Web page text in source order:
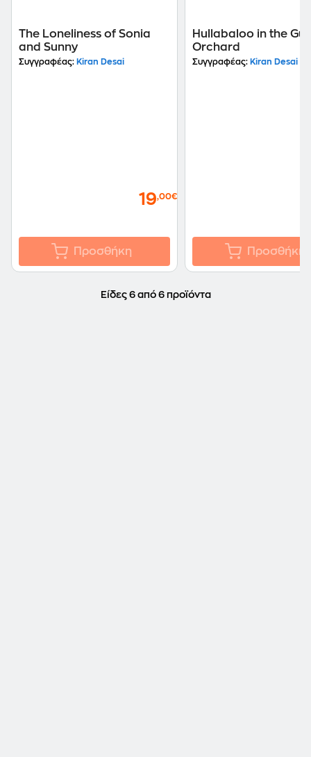
The Loneliness of Sonia
and Sunny
Συγγραφέας: Kiran Desai
19,00€
Προσθήκη
Hullabaloo in the
Orchard
Συγγραφέας: Kiran Desai
Προσθήκη
Είδες 6 από 6 προϊόντα